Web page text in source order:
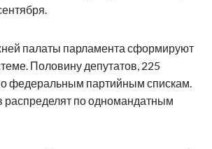
палаты парламента сформируют
Половину депутатов, 225
федеральным партийным спискам.
по одномандатным